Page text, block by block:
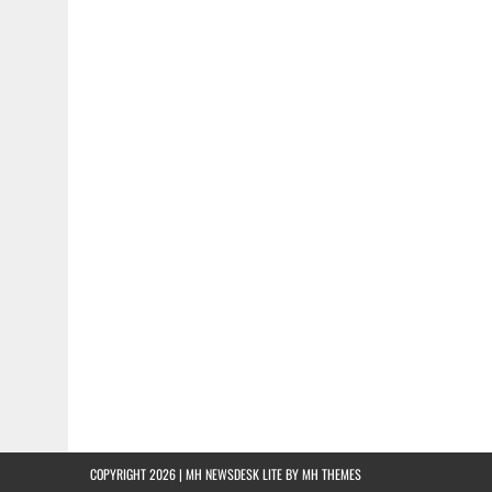
COPYRIGHT 2026 | MH NEWSDESK LITE BYMH THEMES